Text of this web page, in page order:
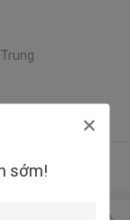
sớm!